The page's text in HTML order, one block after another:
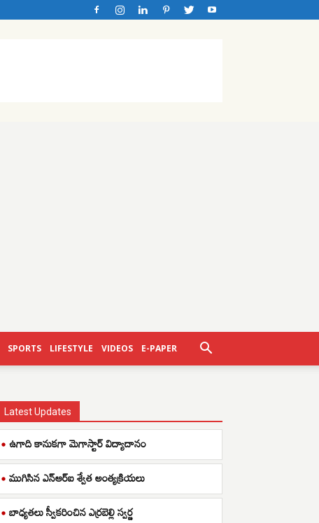
SPORTS LIFESTYLE VIDEOS E-PAPER
Latest Updates
ఉగాది కానుకగా మెగాస్టార్ విద్యాదానం
ముగిసిన ఎన్ఆర్ఐ శ్వేత అంత్యక్రియలు
బాధ్యతలు స్వీకరించిన ఎర్రబెల్లి స్వర్ణ